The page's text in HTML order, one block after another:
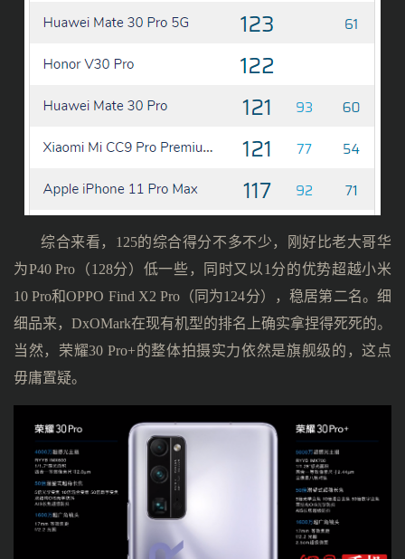
综合来看，125的综合得分不多不少，刚好比老大哥华
为P40 Pro（128分）低一些，同时又以1分的优势超越小米
10 Pro和OPPO Find X2 Pro（同为124分），稳居第二名。细
细品来，DxOMark在现有机型的排名上确实拿捏得死死的。
当然，荣耀30 Pro+的整体拍摄实力依然是旗舰级的，这点
毋庸置疑。